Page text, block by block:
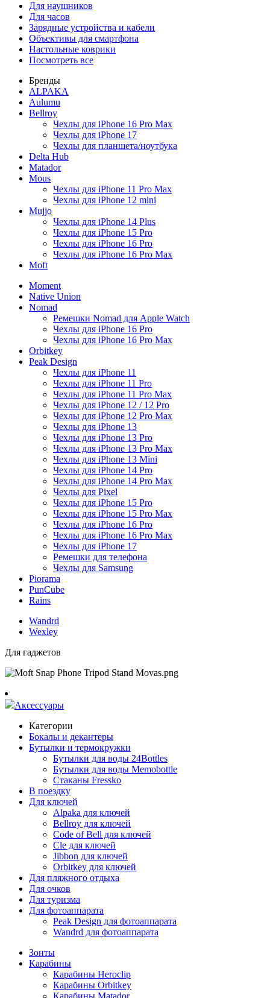
Для наушников
Для часов
Зарядные устройства и кабели
Объективы для смартфона
Настольные коврики
Посмотреть все
Бренды
ALPAKA
Aulumu
Bellroy
Чехлы для iPhone 16 Pro Max
Чехлы для iPhone 17
Чехлы для планшета/ноутбука
Delta Hub
Matador
Mous
Чехлы для iPhone 11 Pro Max
Чехлы для iPhone 12 mini
Mujjo
Чехлы для iPhone 14 Plus
Чехлы для iPhone 15 Pro
Чехлы для iPhone 16 Pro
Чехлы для iPhone 16 Pro Max
Moft
Moment
Native Union
Nomad
Ремешки Nomad для Apple Watch
Чехлы для iPhone 16 Pro
Чехлы для iPhone 16 Pro Max
Orbitkey
Peak Design
Чехлы для iPhone 11
Чехлы для iPhone 11 Pro
Чехлы для iPhone 11 Pro Max
Чехлы для iPhone 12 / 12 Pro
Чехлы для iPhone 12 Pro Max
Чехлы для iPhone 13
Чехлы для iPhone 13 Pro
Чехлы для iPhone 13 Pro Max
Чехлы для iPhone 13 Mini
Чехлы для iPhone 14 Pro
Чехлы для iPhone 14 Pro Max
Чехлы для Pixel
Чехлы для iPhone 15 Pro
Чехлы для iPhone 15 Pro Max
Чехлы для iPhone 16 Pro
Чехлы для iPhone 16 Pro Max
Чехлы для iPhone 17
Ремешки для телефона
Чехлы для Samsung
Piorama
PunCube
Rains
Wandrd
Wexley
Для гаджетов
Аксессуары
Категории
Бокалы и декантеры
Бутылки и термокружки
Бутылки для воды 24Bottles
Бутылки для воды Memobottle
Стаканы Fressko
В поездку
Для ключей
Alpaka для ключей
Bellroy для ключей
Code of Bell для ключей
Cle для ключей
Jibbon для ключей
Orbitkey для ключей
Для пляжного отдыха
Для очков
Для туризма
Для фотоаппарата
Peak Design для фотоаппарата
Wandrd для фотоаппарата
Зонты
Карабины
Карабины Heroclip
Карабины Orbitkey
Карабины Matador